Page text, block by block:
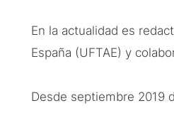
En la actualidad es
España (UFTAE) y
Desde septiembre 2019